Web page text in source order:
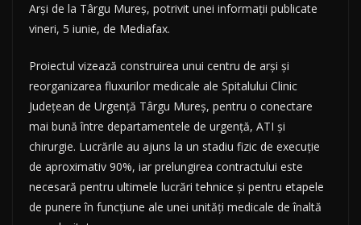
Arși de la Târgu Mureș, potrivit unei informații publicate
vineri, 5 iunie, de Mediafax.
Proiectul vizează construirea unui centru de arși și
reorganizarea fluxurilor medicale ale Spitalului Clinic
Județean de Urgență Târgu Mureș, pentru o conectare
mai bună între departamentele de urgență, ATI și
chirurgie. Lucrările au ajuns la un stadiu fizic de execuție
de aproximativ 90%, iar prelungirea contractului este
necesară pentru ultimele lucrări tehnice și pentru etapele
de punere în funcțiune ale unei unități medicale de înaltă